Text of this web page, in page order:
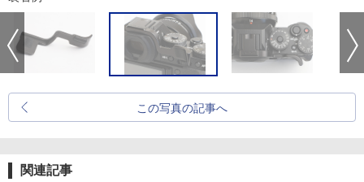
この写真の記事へ
関連記事